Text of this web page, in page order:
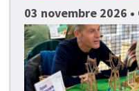
03 novembre 2026